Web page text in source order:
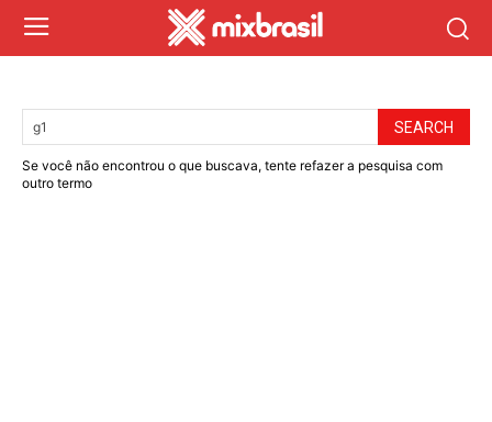
SEARCH
Se você não encontrou o que buscava, tente refazer a pesquisa com
outro termo